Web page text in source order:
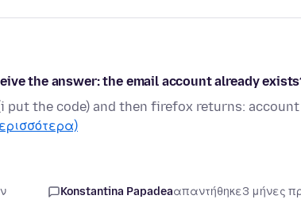
the answer: the email account already
put the code) and then firefox returns: account
Konstantina Papadeaαπαντήθηκε3 μήνες